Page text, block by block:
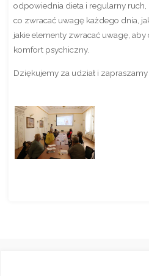
odpowiednia dieta i regularny
co zwracać uwagę każdego dnia,
jakie elementy zwracać uwagę,
komfort psychiczny.
Dziękujemy za udział i